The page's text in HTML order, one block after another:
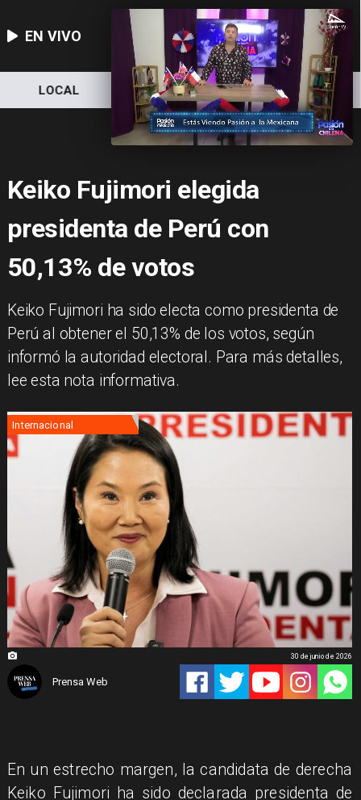
EN VIVO
LOCAL NACIONAL DEPORTES
Keiko Fujimori elegida
presidenta de Perú con
50,13% de votos
Keiko Fujimori ha sido electa como presidenta de
Perú al obtener el 50,13% de los votos, según
informó la autoridad electoral. Para más detalles,
lee esta nota informativa.
Internacional
Prensa Web
30 de junio de 2026
En un estrecho margen, la candidata de derecha
Keiko Fujimori ha sido declarada presidenta de